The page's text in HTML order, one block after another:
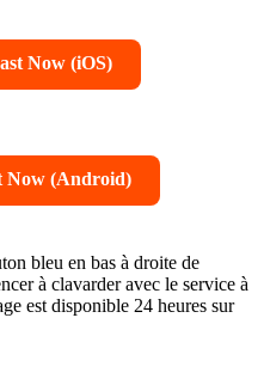
Now (iOS)
Now (Android)
bleu en bas à droite de
à clavarder avec le service à
est disponible 24 heures sur